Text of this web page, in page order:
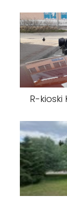
R-kioski